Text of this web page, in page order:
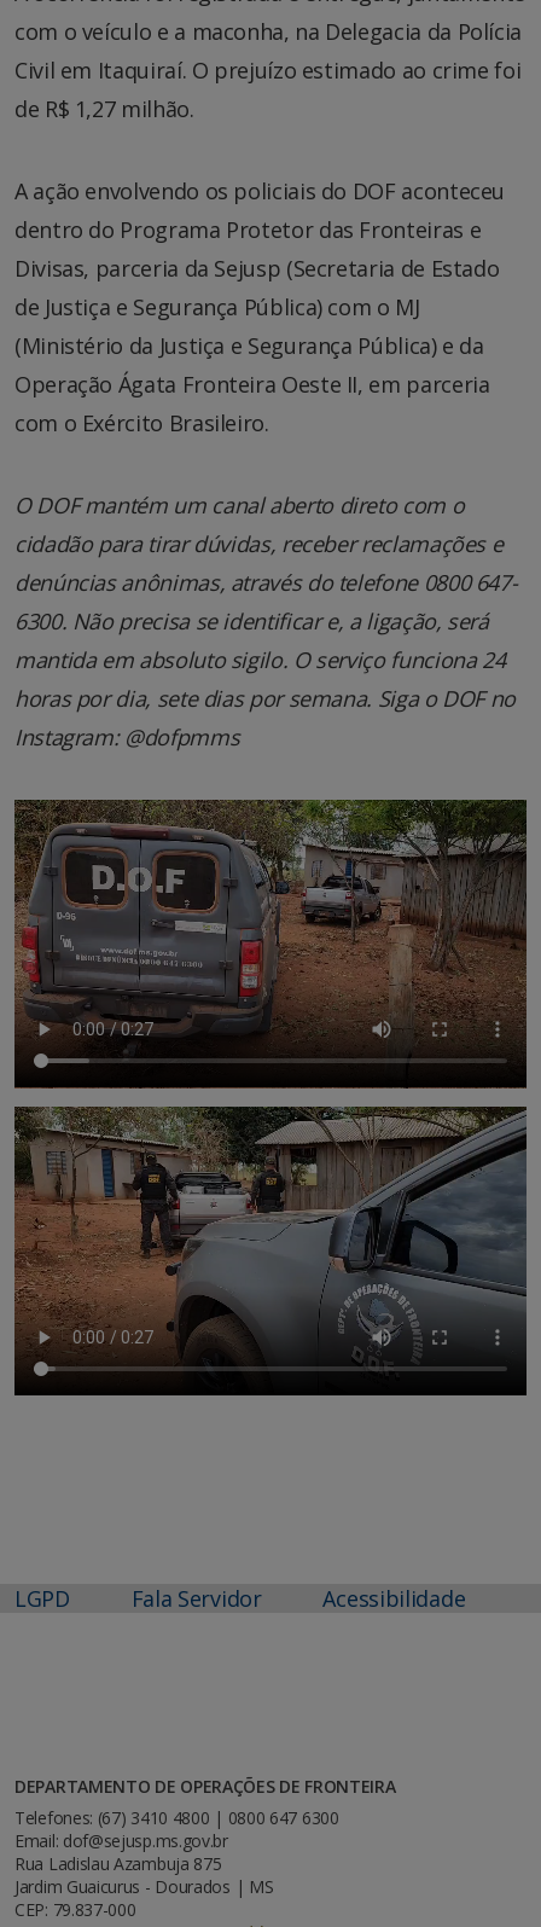
com o veículo e a maconha, na Delegacia da Polícia
Civil em Itaquiraí. O prejuízo estimado ao crime foi
de R$ 1,27 milhão.
A ação envolvendo os policiais do DOF aconteceu
dentro do Programa Protetor das Fronteiras e
Divisas, parceria da Sejusp (Secretaria de Estado
de Justiça e Segurança Pública) com o MJ
(Ministério da Justiça e Segurança Pública) e da
Operação Ágata Fronteira Oeste II, em parceria
com o Exército Brasileiro.
O DOF mantém um canal aberto direto com o
cidadão para tirar dúvidas, receber reclamações e
denúncias anônimas, através do telefone 0800 647-
6300. Não precisa se identificar e, a ligação, será
mantida em absoluto sigilo. O serviço funciona 24
horas por dia, sete dias por semana. Siga o DOF no
Instagram: @dofpmms
LGPD Fala Servidor Acessibilidade
DEPARTAMENTO DE OPERAÇÕES DE FRONTEIRA
Telefones: (67) 3410 4800 | 0800 647 6300
Email: dof@sejusp.ms.gov.br
Rua Ladislau Azambuja 875
Jardim Guaicurus - Dourados | MS
CEP: 79.837-000